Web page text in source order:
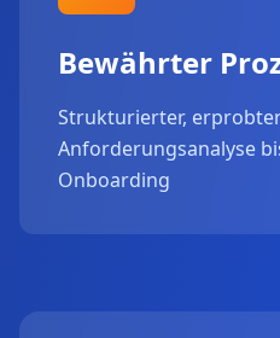
Bewährter
Strukturierter,
Anforderungsanalyse
Onboarding